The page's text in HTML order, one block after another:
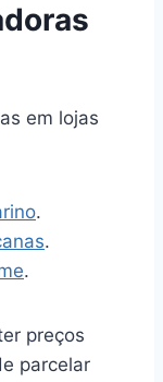
em lojas
.
.
.
preços
parcelar